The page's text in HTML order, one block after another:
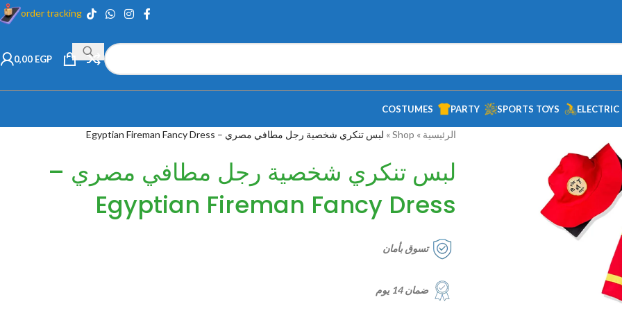
order tracking
0,00 EGP
ELECTRIC
SPORTS TOYS
PARTY
COSTUMES
الرئيسية »
Shop
» لبس تنكري شخصية رجل مطافي مصري – Egyptian Fireman Fancy Dress
لبس تنكري شخصية رجل مطافي مصري –
Egyptian Fireman Fancy Dress
تسوق بأمان
ضمان 14 يوم